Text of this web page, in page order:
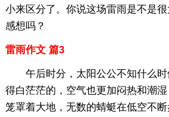
小来区分了。你说这场雷雨是不是
感想吗？
雷雨作文 篇3
午后时分，太阳公公不知什么时
得白茫茫的，空气也更加闷热和潮
笼罩着大地，无数的蜻蜓在低空不